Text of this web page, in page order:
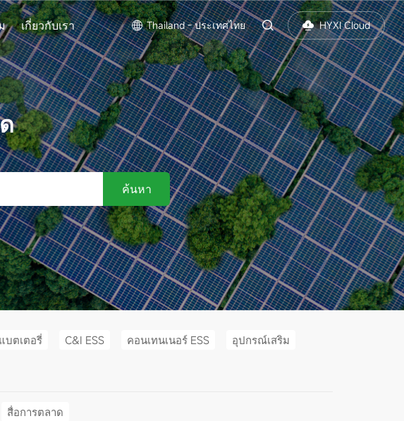
เกี่ยวกับเรา Thailand - ประเทศไทย HYXI Cloud
ค้นหา
แบตเตอรี่ C&I ESS คอนเทนเนอร์ ESS อุปกรณ์เสริม
สื่อการตลาด